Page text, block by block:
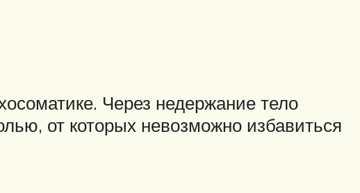
Через недержание тело
от которых невозможно избавиться